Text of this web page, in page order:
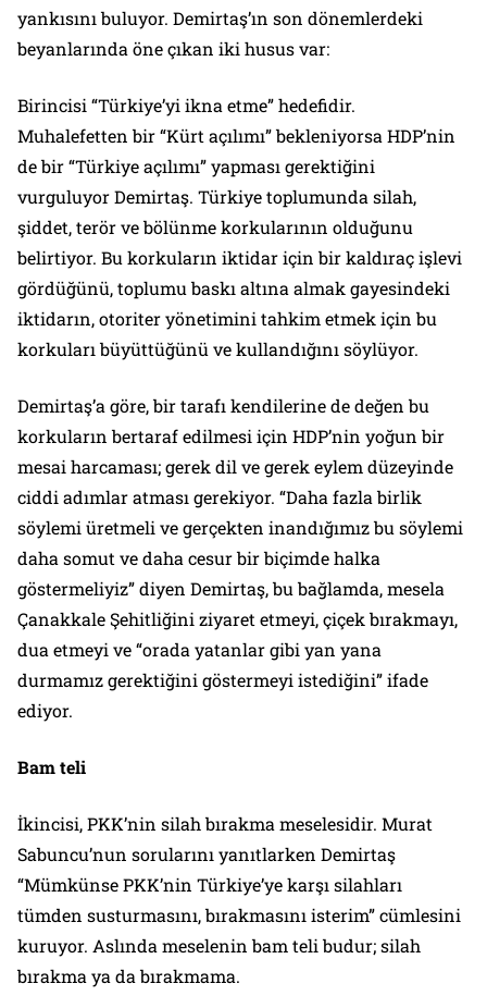
yankısını buluyor. Demirtaş’ın son dönemlerdeki
beyanlarında öne çıkan iki husus var:
Birincisi “Türkiye’yi ikna etme”hedefidir.
Muhalefetten bir“Kürt açılımı”bekleniyorsa HDP’nin
de bir“Türkiye açılımı”yapması gerektiğini
vurguluyor Demirtaş. Türkiye toplumunda silah,
şiddet, terör ve bölünme korkularının olduğunu
belirtiyor. Bu korkuların iktidar için bir kaldıraç işlevi
gördüğünü, toplumu baskı altına almak gayesindeki
iktidarın, otoriter yönetimini tahkim etmek için bu
korkuları büyüttüğünü ve kullandığını söylüyor.
Demirtaş’a göre, bir tarafı kendilerine de değen bu
korkuların bertaraf edilmesi için HDP’nin yoğun bir
mesai harcaması; gerek dil ve gerek eylem düzeyinde
ciddi adımlar atması gerekiyor. “Daha fazla birlik
söylemi üretmeli ve gerçekten inandığımız bu söylemi
daha somut ve daha cesur bir biçimde halka
göstermeliyiz”diyen Demirtaş, bu bağlamda, mesela
Çanakkale Şehitliğini ziyaret etmeyi, çiçek bırakmayı,
dua etmeyi ve“orada yatanlar gibi yan yana
durmamız gerektiğini göstermeyi istediğini”ifade
ediyor.
Bam teli
İkincisi, PKK’nin silah bırakma meselesidir. Murat
Sabuncu’nun sorularını yanıtlarken Demirtaş
“Mümkünse PKK’nin Türkiye’ye karşı silahları
tümden susturmasını, bırakmasını isterim”cümlesini
kuruyor. Aslında meselenin bam teli budur; silah
bırakma ya da bırakmama.